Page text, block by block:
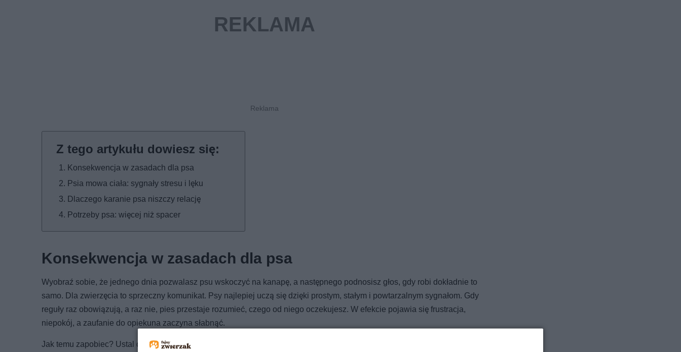
Konsekwencja w zasadach dla psa
Psia mowa ciała: sygnały stresu i lęku
Dlaczego karanie psa niszczy relację
Potrzeby psa: więcej niż spacer
Konsekwencja w zasadach dla psa
Wyobraź sobie, że jednego dnia pozwalasz psu wskoczyć na kanapę, a następnego podnosisz głos, gdy robi dokładnie to
samo. Dla zwierzęcia to sprzeczny komunikat. Psy najlepiej uczą się dzięki prostym, stałym i powtarzalnym sygnałom. Gdy
reguły raz obowiązują, a raz nie, pies przestaje rozumieć, czego od niego oczekujesz. W efekcie pojawia się frustracja,
niepokój, a zaufanie do opiekuna zaczyna słabnąć.
Jak temu zapobiec? Ustal czytelne zasady i dopilnuj, by każdy w domu trzymał się ich tak samo. Określ, co jest